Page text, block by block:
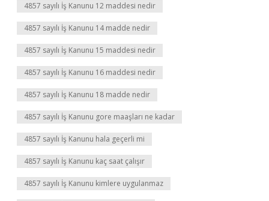
4857 sayılı İş Kanunu 12 maddesi nedir
4857 sayılı İş Kanunu 14 madde nedir
4857 sayılı İş Kanunu 15 maddesi nedir
4857 sayılı İş Kanunu 16 maddesi nedir
4857 sayılı İş Kanunu 18 madde nedir
4857 sayılı İş Kanunu gore maaşları ne kadar
4857 sayılı İş Kanunu hala geçerli mi
4857 sayılı İş Kanunu kaç saat çalışır
4857 sayılı İş Kanunu kimlere uygulanmaz